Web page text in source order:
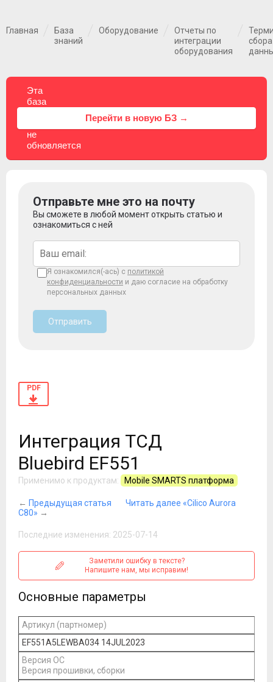
Главная
База
знаний
Оборудование
Отчеты по
интеграции
оборудования
сбора
Эта
база
не
обновляется
Перейти в новую БЗ →
Отправьте мне это на почту
Вы сможете в любой момент открыть статью и
ознакомиться с ней
Я ознакомился(-ась) с политикой
конфиденциальности и даю согласие на обработку
персональных данных
Отправить
PDF
Интеграция ТСД
Bluebird EF551
Применимо к продуктам: Mobile SMARTS платформа
← Предыдущая статья
Читать далее «Cilico Aurora
C80» →
Последние изменения: 2025-07-14
Заметили ошибку в тексте?
Напишите нам, мы исправим!
Основные параметры
Артикул (партномер)
EF551A5LEWBA034 14JUL2023
Версия ОС
Версия прошивки, сборки